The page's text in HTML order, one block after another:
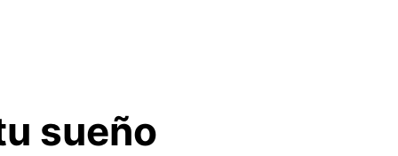
sueño